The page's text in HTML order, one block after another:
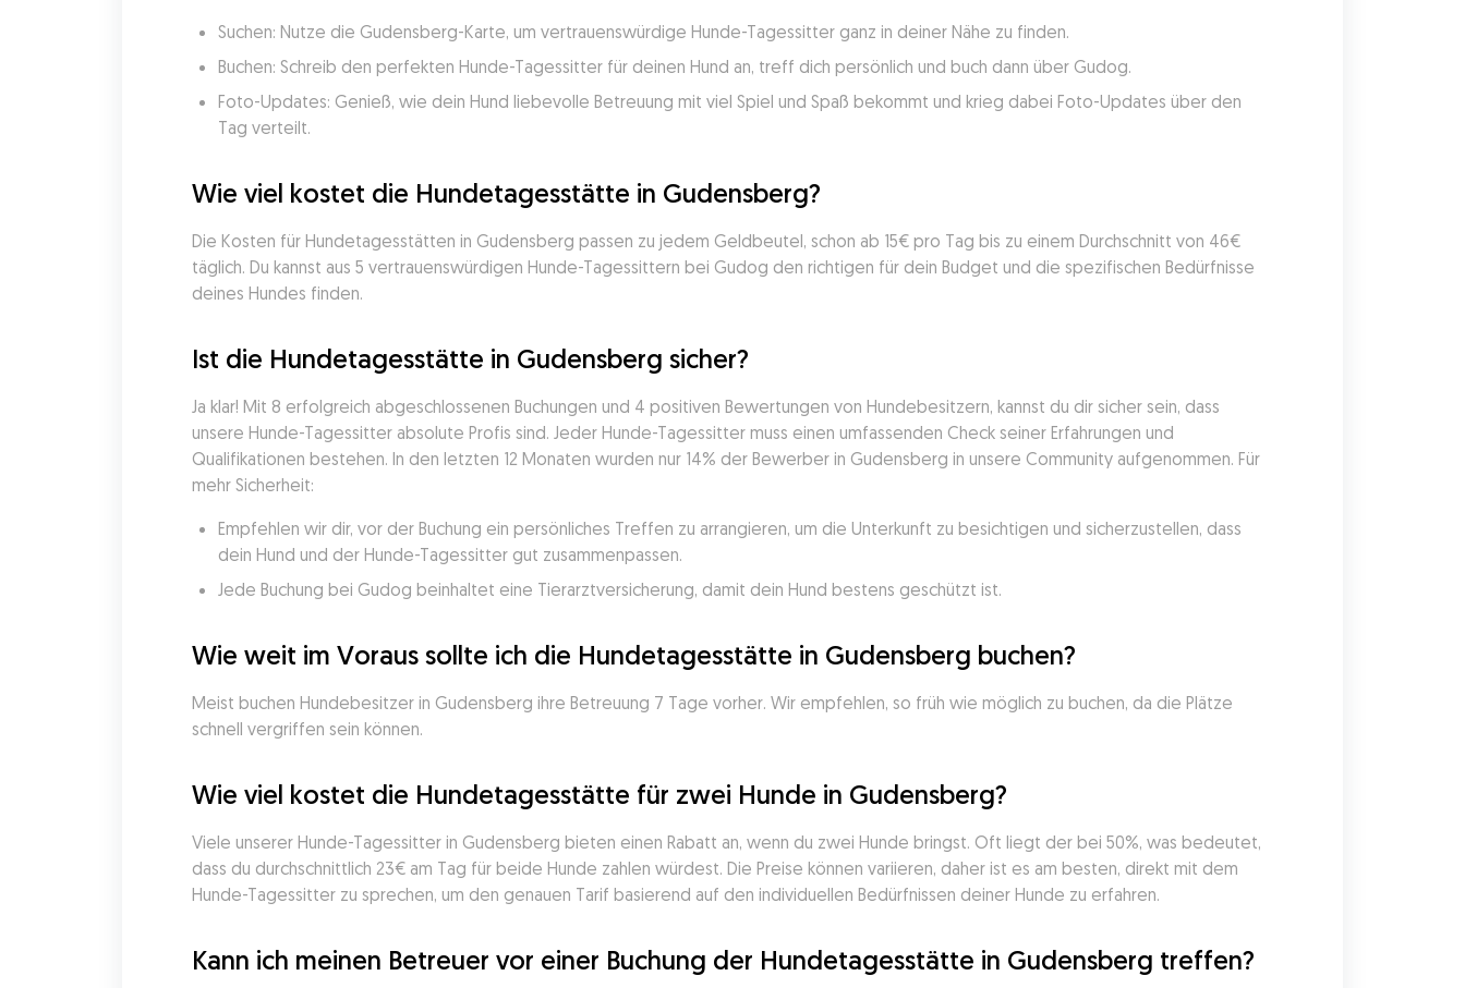
Suchen: Nutze die Gudensberg-Karte, um vertrauenswürdige Hunde-Tagessitter ganz in deiner Nähe zu finden.
Buchen: Schreib den perfekten Hunde-Tagessitter für deinen Hund an, treff dich persönlich und buch dann über Gudog.
Foto-Updates: Genieß, wie dein Hund liebevolle Betreuung mit viel Spiel und Spaß bekommt und krieg dabei Foto-Updates über den
Tag verteilt.
Wie viel kostet die Hundetagesstätte in Gudensberg?
Die Kosten für Hundetagesstätten in Gudensberg passen zu jedem Geldbeutel, schon ab 15€ pro Tag bis zu einem Durchschnitt von 46€
täglich. Du kannst aus 5 vertrauenswürdigen Hunde-Tagessittern bei Gudog den richtigen für dein Budget und die spezifischen Bedürfnisse
deines Hundes finden.
Ist die Hundetagesstätte in Gudensberg sicher?
Ja klar! Mit 8 erfolgreich abgeschlossenen Buchungen und 4 positiven Bewertungen von Hundebesitzern, kannst du dir sicher sein, dass
unsere Hunde-Tagessitter absolute Profis sind. Jeder Hunde-Tagessitter muss einen umfassenden Check seiner Erfahrungen und
Qualifikationen bestehen. In den letzten 12 Monaten wurden nur 14% der Bewerber in Gudensberg in unsere Community aufgenommen. Für
mehr Sicherheit:
Empfehlen wir dir, vor der Buchung ein persönliches Treffen zu arrangieren, um die Unterkunft zu besichtigen und sicherzustellen, dass
dein Hund und der Hunde-Tagessitter gut zusammenpassen.
Jede Buchung bei Gudog beinhaltet eine Tierarztversicherung, damit dein Hund bestens geschützt ist.
Wie weit im Voraus sollte ich die Hundetagesstätte in Gudensberg buchen?
Meist buchen Hundebesitzer in Gudensberg ihre Betreuung 7 Tage vorher. Wir empfehlen, so früh wie möglich zu buchen, da die Plätze
schnell vergriffen sein können.
Wie viel kostet die Hundetagesstätte für zwei Hunde in Gudensberg?
Viele unserer Hunde-Tagessitter in Gudensberg bieten einen Rabatt an, wenn du zwei Hunde bringst. Oft liegt der bei 50%, was bedeutet,
dass du durchschnittlich 23€ am Tag für beide Hunde zahlen würdest. Die Preise können variieren, daher ist es am besten, direkt mit dem
Hunde-Tagessitter zu sprechen, um den genauen Tarif basierend auf den individuellen Bedürfnissen deiner Hunde zu erfahren.
Kann ich meinen Betreuer vor einer Buchung der Hundetagesstätte in Gudensberg treffen?